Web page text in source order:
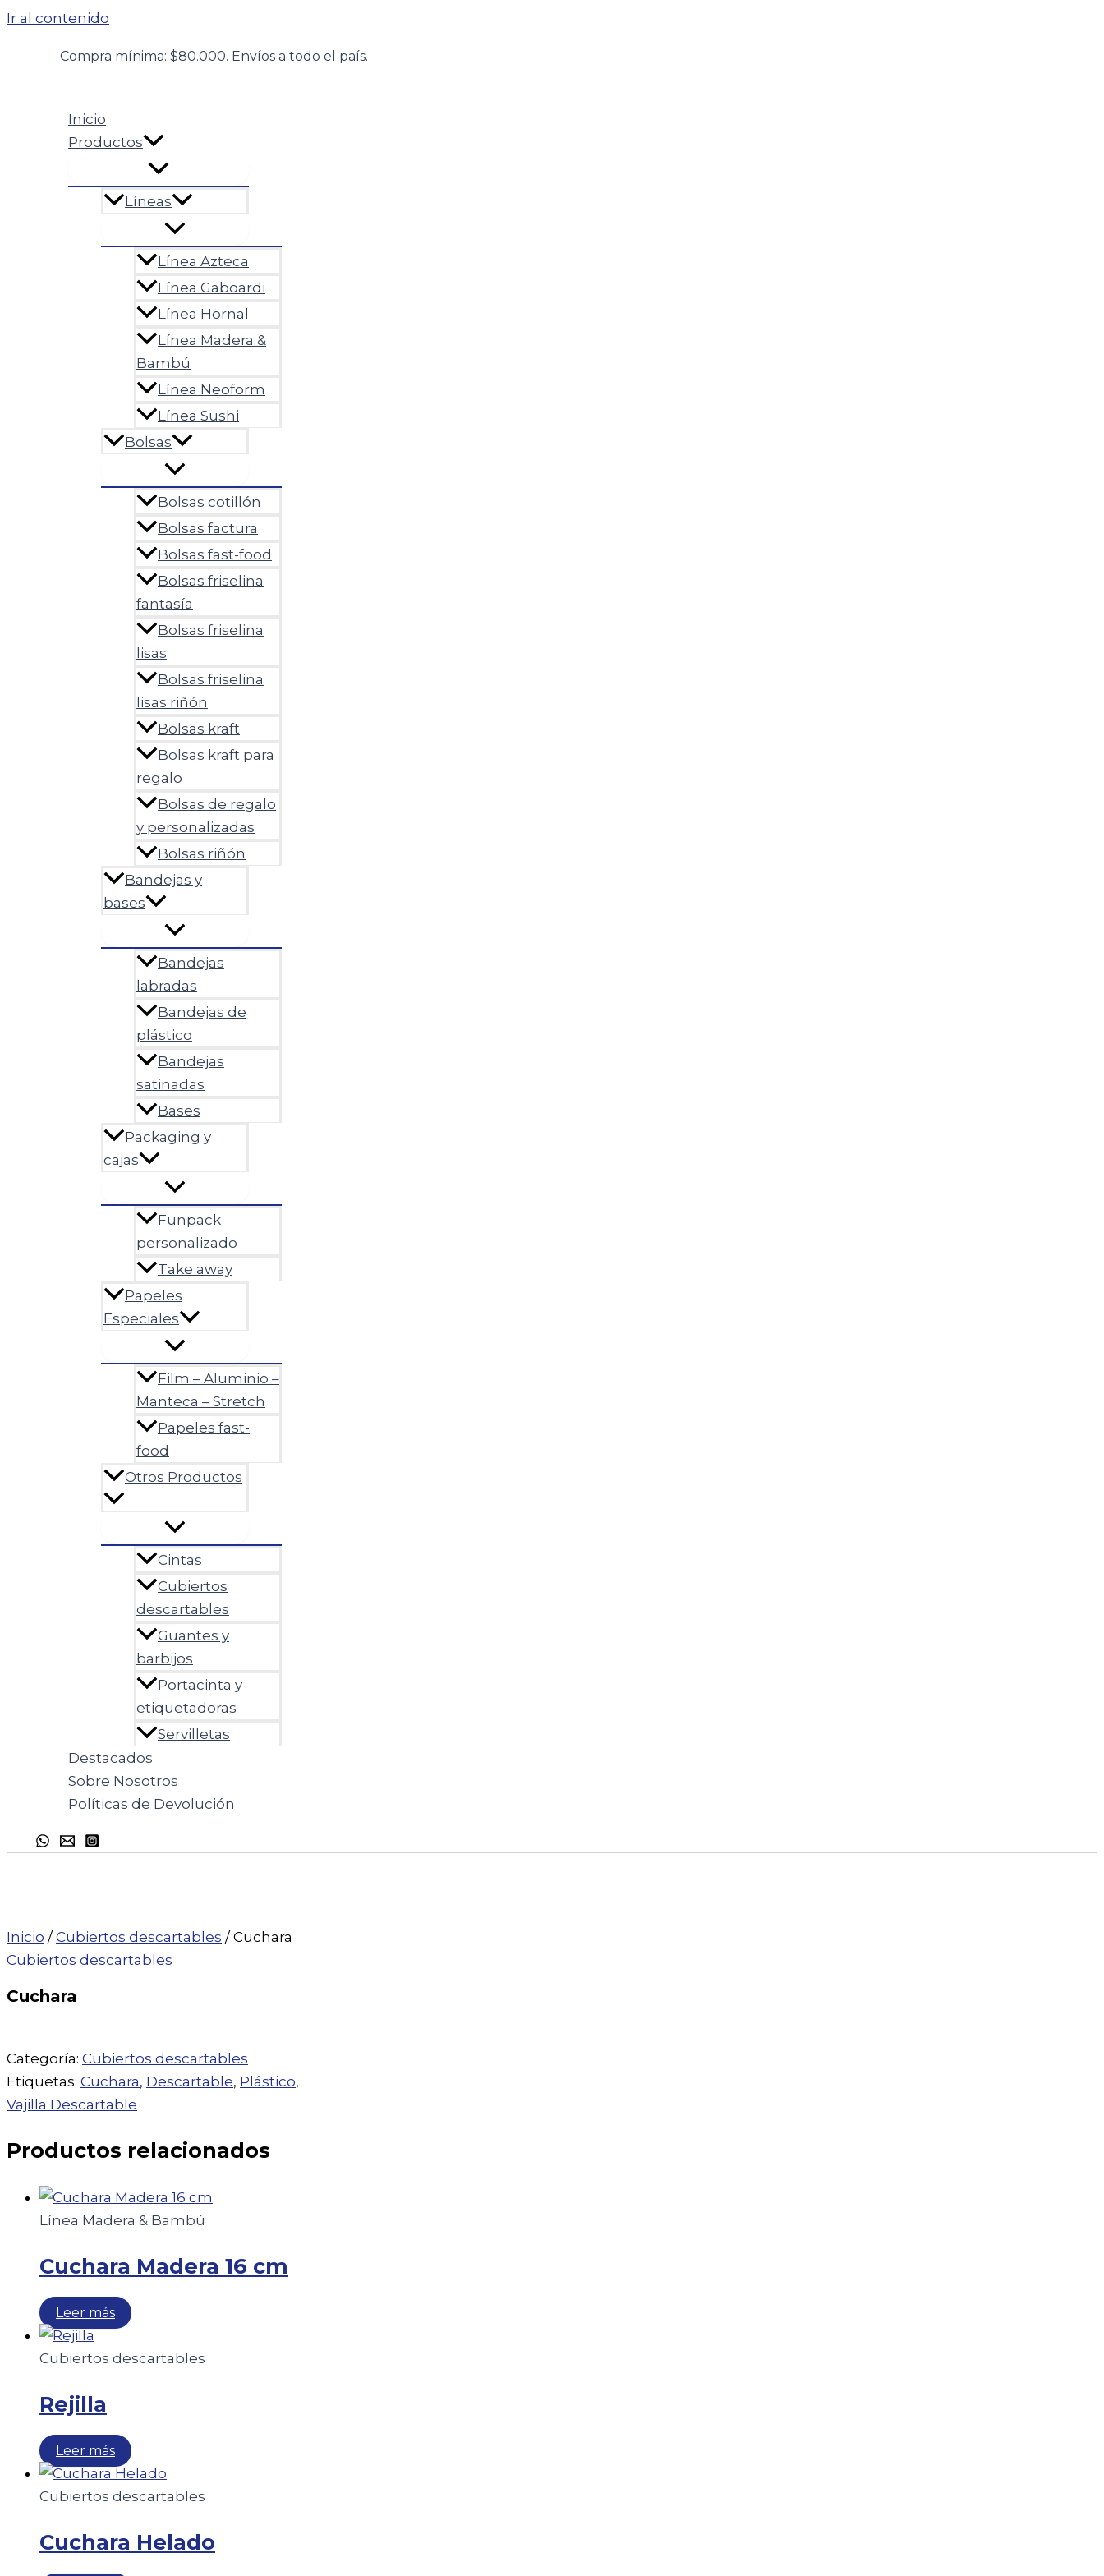
Ir al contenido
Compra mínima: $80.000. Envíos a todo el país.
Inicio
Productos
Líneas
Línea Azteca
Línea Gaboardi
Línea Hornal
Línea Madera &
Bambú
Línea Neoform
Línea Sushi
Bolsas
Bolsas cotillón
Bolsas factura
Bolsas fast-food
Bolsas friselina
fantasía
Bolsas friselina
lisas
Bolsas friselina
lisas riñón
Bolsas kraft
Bolsas kraft para
regalo
Bolsas de regalo
y personalizadas
Bolsas riñón
Bandejas y
bases
Bandejas
labradas
Bandejas de
plástico
Bandejas
satinadas
Bases
Packaging y
cajas
Funpack
personalizado
Take away
Papeles
Especiales
Film – Aluminio –
Manteca – Stretch
Papeles fast-
food
Otros Productos
Cintas
Cubiertos
descartables
Guantes y
barbijos
Portacinta y
etiquetadoras
Servilletas
Destacados
Sobre Nosotros
Políticas de Devolución
Inicio / Cubiertos descartables / Cuchara
Cubiertos descartables
Cuchara
Categoría: Cubiertos descartables
Etiquetas: Cuchara, Descartable, Plástico,
Vajilla Descartable
Productos relacionados
Línea Madera & Bambú
Cuchara Madera 16 cm
Leer más
Cubiertos descartables
Rejilla
Leer más
Cubiertos descartables
Cuchara Helado